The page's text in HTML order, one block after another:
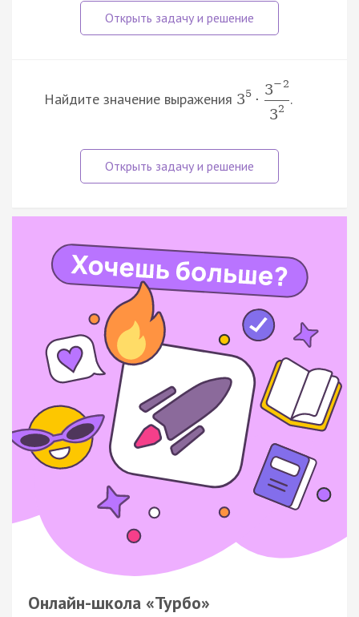
Найдите значение выражения 35 ·
3− 2
32
.
Онлайн-школа «Турбо»